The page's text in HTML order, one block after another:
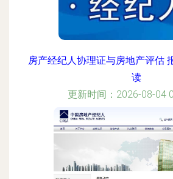
房产经纪人协理证与房地产评估
读
更新时间：2026-08-04